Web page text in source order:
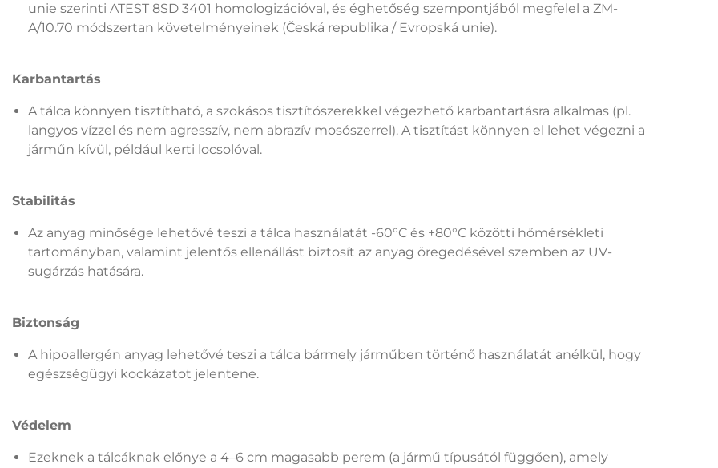
unie szerinti ATEST 8SD 3401 homologizációval, és éghetőség szempontjából megfelel a ZM-
A/10.70 módszertan követelményeinek (Česká republika / Evropská unie).
Karbantartás
A tálca könnyen tisztítható, a szokásos tisztítószerekkel végezhető karbantartásra alkalmas (pl.
langyos vízzel és nem agresszív, nem abrazív mosószerrel). A tisztítást könnyen el lehet végezni a
járműn kívül, például kerti locsolóval.
Stabilitás
Az anyag minősége lehetővé teszi a tálca használatát -60°C és +80°C közötti hőmérsékleti
tartományban, valamint jelentős ellenállást biztosít az anyag öregedésével szemben az UV-
sugárzás hatására.
Biztonság
A hipoallergén anyag lehetővé teszi a tálca bármely járműben történő használatát anélkül, hogy
egészségügyi kockázatot jelentene.
Védelem
Ezeknek a tálcáknak előnye a 4–6 cm magasabb perem (a jármű típusától függően), amely